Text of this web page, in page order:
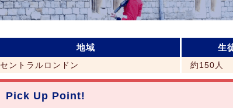
地域 生
セントラルロンドン 約150人
Pick Up Point!